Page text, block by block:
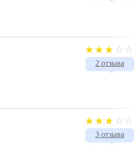
2 отзыва
3 отзыва